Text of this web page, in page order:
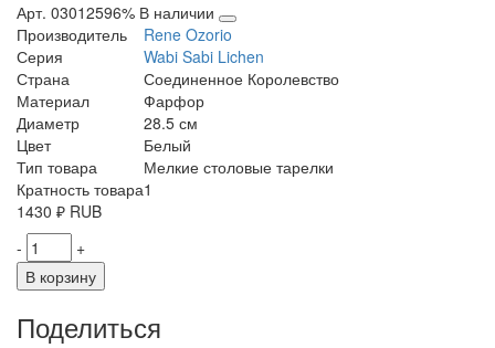
Арт. 03012596% В наличии
Производитель
Rene Ozorio
Серия
Wabi Sabi Lichen
Страна
Соединенное Королевство
Материал
Фарфор
Диаметр
28.5 см
Цвет
Белый
Тип товара
Мелкие столовые тарелки
Кратность товара1
1430 ₽ RUB
-
+
В корзину
Поделиться